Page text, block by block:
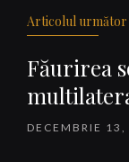
Articolul următor
Făurirea
DECEMBRIE